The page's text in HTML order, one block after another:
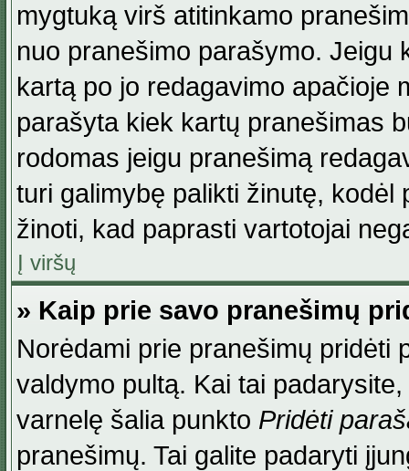
mygtuką virš atitinkamo
nuo pranešimo parašymo. Jeigu
kartą po jo redagavimo apačioje
parašyta kiek kartų pranešimas
rodomas jeigu pranešimą
turi galimybę palikti žinutę, kodėl
žinoti, kad paprasti vartotojai
Į viršų
» Kaip prie savo pranešimų
Norėdami prie pranešimų pridėti
valdymo pultą. Kai tai
varnelę šalia punkto Pridėti
pranešimų. Tai galite padaryti